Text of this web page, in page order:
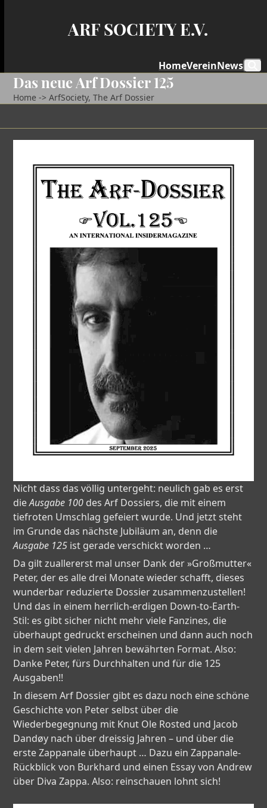
ARF SOCIETY E.V.
HomeVereinNews
Das neue Arf Dossier 125
Home ->ArfSociety,The Arf Dossier
Nicht dass das völlig untergeht: neulich gab es erst
dieAusgabe 100 des Arf Dossiers, die mit einem
tiefroten Umschlag gefeiert wurde. Und jetzt steht
im Grunde das nächste Jubiläum an, denn die
Ausgabe 125 ist gerade verschickt worden …
Da gilt zuallererst mal unser Dank der »Großmutter«
Peter, der es alle drei Monate wieder schafft, dieses
wunderbar reduzierte Dossier zusammenzustellen!
Und das in einem herrlich-erdigen Down-to-Earth-
Stil: es gibt sicher nicht mehr viele Fanzines, die
überhaupt gedruckt erscheinen und dann auch noch
in dem seit vielen Jahren bewährten Format. Also:
Danke Peter, fürs Durchhalten und für die 125
Ausgaben!!
In diesem Arf Dossier gibt es dazu noch eine schöne
Geschichte von Peter selbst über die
Wiederbegegnung mit Knut Ole Rosted und Jacob
Dandøy nach über dreissig Jahren – und über die
erste Zappanale überhaupt … Dazu ein Zappanale-
Rückblick von Burkhard und einen Essay von Andrew
über Diva Zappa. Also: reinschauen lohnt sich!